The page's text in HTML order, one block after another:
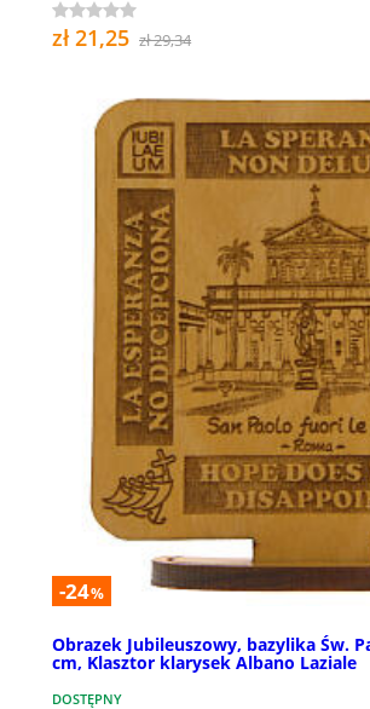
zł 21,25 zł 29,34
-24%
Obrazek Jubileuszowy, bazylika Św.
cm, Klasztor klarysek Albano Laziale
DOSTĘPNY